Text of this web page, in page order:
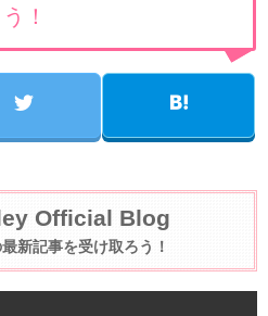
う！
Official Blog
新記事を受け取ろう！